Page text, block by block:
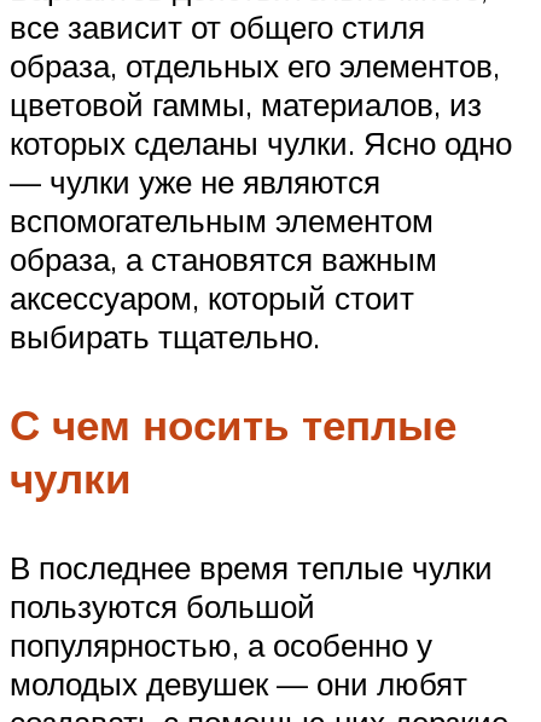
все зависит от общего стиля
образа, отдельных его элементов,
цветовой гаммы, материалов, из
которых сделаны чулки. Ясно одно
— чулки уже не являются
вспомогательным элементом
образа, а становятся важным
аксессуаром, который стоит
выбирать тщательно.
С чем носить теплые
чулки
В последнее время теплые чулки
пользуются большой
популярностью, а особенно у
молодых девушек — они любят